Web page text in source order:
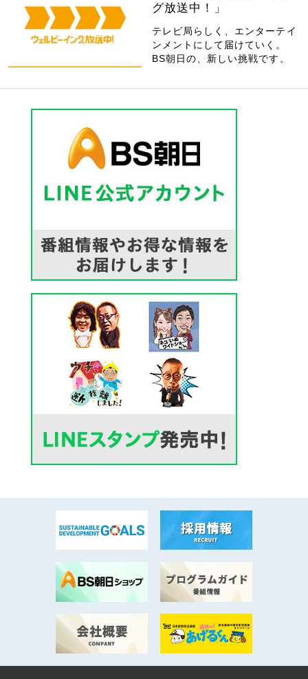
グ放送中！」
テレビ局らしく、エンターテイ
ンメントにして届けていく。
BS朝日の、新しい挑戦です。